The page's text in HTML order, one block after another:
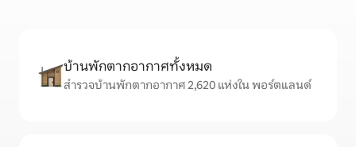
บ้านพักตากอากาศทั้งหมด
สำรวจบ้านพักตากอากาศ 2,620 แห่งใน พอร์ตแลนด์